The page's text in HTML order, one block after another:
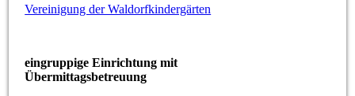
Vereinigung der Waldorfkindergärten
eingruppige Einrichtung mit
Übermittagsbetreuung